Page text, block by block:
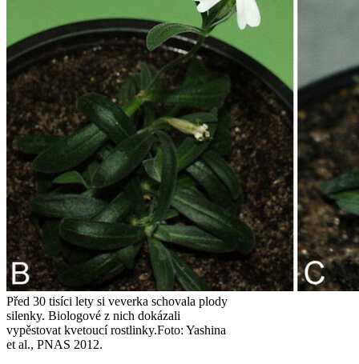
Před 30 tisíci lety si veverka schovala plody
silenky. Biologové z nich dokázali
vypěstovat kvetoucí rostlinky.Foto: Yashina
et al., PNAS 2012.